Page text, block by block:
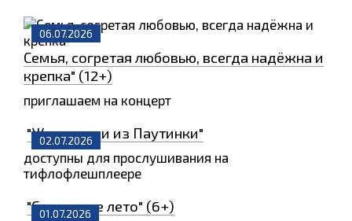
06.07.2026
Семья, согретая любовью, всегда надёжна и
крепка" (12+)
приглашаем на концерт
02.07.2026
"Животинки из Паутинки"
доступны для прослушивания на
тифлофлешплеере
01.07.2026
"Солнечное лето" (6+)